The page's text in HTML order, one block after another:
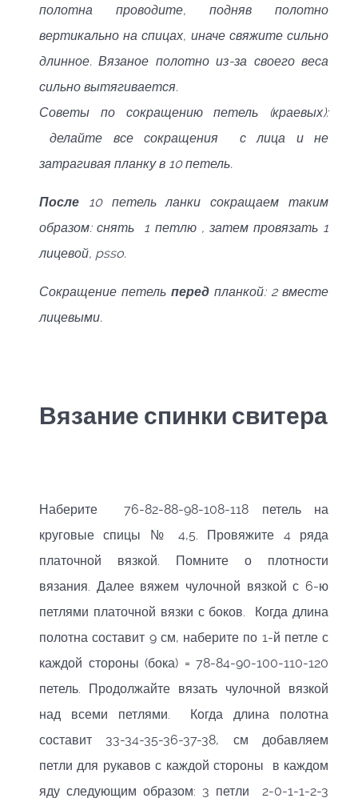
полотна проводите, подняв полотно
вертикально на спицах, иначе свяжите сильно
длинное. Вязаное полотно из-за своего веса
сильно вытягивается.
Советы по сокращению петель (краевых):
делайте все сокращения с лица и не
затрагивая планку в 10 петель.
После 10 петель ланки сокращаем таким
образом: снять 1 петлю , затем провязать 1
лицевой, psso.
Сокращение петель перед планкой: 2 вместе
лицевыми.
Вязание спинки свитера
Наберите 76-82-88-98-108-118 петель на
круговые спицы № 4,5. Провяжите 4 ряда
платочной вязкой. Помните о плотности
вязания. Далее вяжем чулочной вязкой с 6-ю
петлями платочной вязки с боков. Когда длина
полотна составит 9 см, наберите по 1-й петле с
каждой стороны (бока) = 78-84-90-100-110-120
петель. Продолжайте вязать чулочной вязкой
над всеми петлями. Когда длина полотна
составит 33-34-35-36-37-38, см добавляем
петли для рукавов с каждой стороны в каждом
яду следующим образом: 3 петли 2-0-1-1-2-3